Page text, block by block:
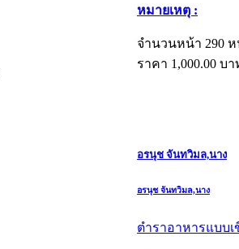
หมายเหตุ :
จำนวนหน้า 290
ราคา 1,000.00 บา
อรนุช จันทวิมล,นาง
อรนุช จันทวิมล,นาง
ตำราอาหารแบบ